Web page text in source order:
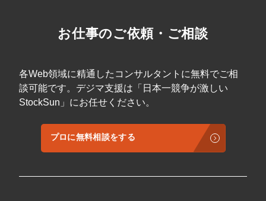
お仕事のご依頼・ご相談
各Web領域に精通したコンサルタントに無料でご相
談可能です。デジマ支援は「日本一競争が激しい
StockSun」にお任せください。
プロに無料相談をする